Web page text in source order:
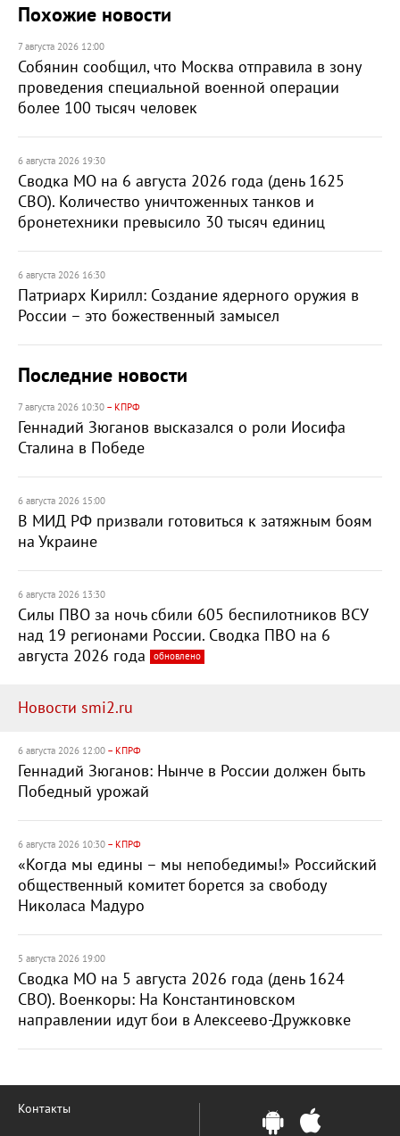
Похожие новости
7 августа 2026 12:00
Собянин сообщил, что Москва отправила в зону
проведения специальной военной операции
более 100 тысяч человек
6 августа 2026 19:30
Сводка МО на 6 августа 2026 года (день 1625
СВО). Количество уничтоженных танков и
бронетехники превысило 30 тысяч единиц
6 августа 2026 16:30
Патриарх Кирилл: Создание ядерного оружия в
России – это божественный замысел
Последние новости
7 августа 2026 10:30 – КПРФ
Геннадий Зюганов высказался о роли Иосифа
Сталина в Победе
6 августа 2026 15:00
В МИД РФ призвали готовиться к затяжным боям
на Украине
6 августа 2026 13:30
Силы ПВО за ночь сбили 605 беспилотников ВСУ
над 19 регионами России. Сводка ПВО на 6
августа 2026 года
обновлено
Новости smi2.ru
6 августа 2026 12:00 – КПРФ
Геннадий Зюганов: Нынче в России должен быть
Победный урожай
6 августа 2026 10:30 – КПРФ
«Когда мы едины – мы непобедимы!» Российский
общественный комитет борется за свободу
Николаса Мадуро
5 августа 2026 19:00
Сводка МО на 5 августа 2026 года (день 1624
СВО). Военкоры: На Константиновском
направлении идут бои в Алексеево-Дружковке
Контакты